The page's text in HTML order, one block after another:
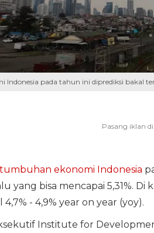
pada tahun ini diprediksi bakal
ekonomi Indonesia
yang bisa mencapai 5,31%.
- 4,9% year on year (yoy).
Institute for